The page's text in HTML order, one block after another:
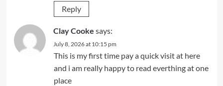
Reply
Clay Cooke says:
July 8, 2026 at 10:15 pm
This is my first time pay a quick visit at here
and i am really happy to read everthing at one
place